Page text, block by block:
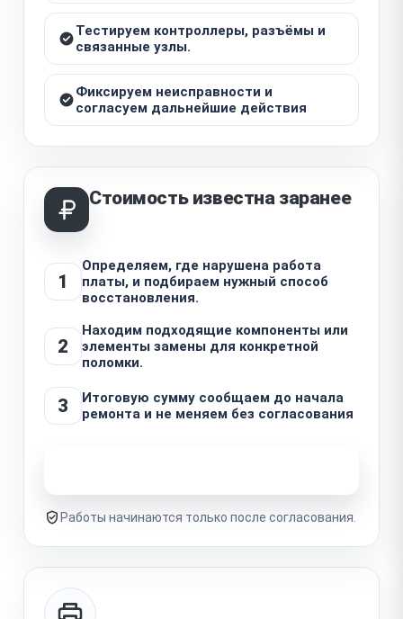
Тестируем контроллеры, разъёмы и
связанные узлы.
Фиксируем неисправности и
согласуем дальнейшие действия
Стоимость известна заранее
1
Определяем, где нарушена работа
платы, и подбираем нужный способ
восстановления.
2
Находим подходящие компоненты или
элементы замены для конкретной
поломки.
3
Итоговую сумму сообщаем до начала
ремонта и не меняем без согласования
Работы начинаются только после согласования.